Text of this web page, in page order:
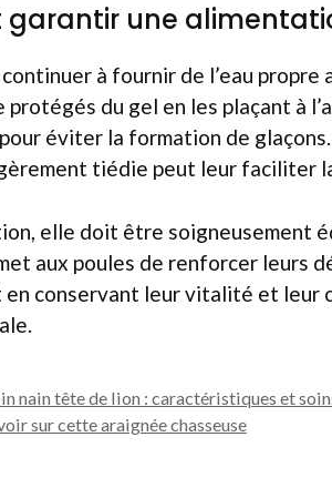
garantir une
à fournir de l’eau propre
du gel en les plaçant à
éviter la formation de
tiédie peut leur faciliter
elle doit être soigneusement
aux poules de renforcer leurs
conservant leur vitalité et leur
nain tête de lion : caractéristiques et
sur cette araignée chasseuse